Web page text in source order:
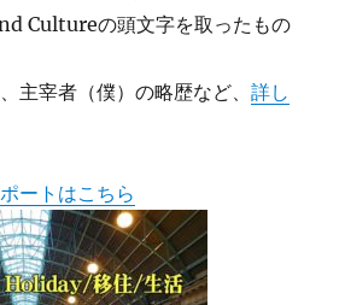
Cultureの頭文字を取ったもの
主宰者（僕）の略歴など、詳し
ートはこちら